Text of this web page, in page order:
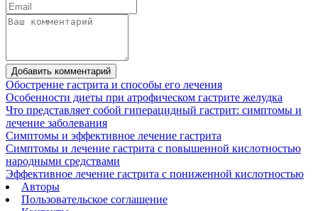
Добавить комментарий
Обострение гастрита и способы его лечения
Особенности диеты при атрофическом гастрите желудка
Что представляет собой гиперацидный гастрит: симптомы и
лечение заболевания
Симптомы и эффективное лечение гастрита
Симптомы и лечение гастрита с повышенной кислотностью
народными средствами
Эффективное лечение гастрита с пониженной кислотностью
Авторы
Пользовательское соглашение